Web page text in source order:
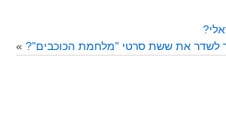
לשדר את ששת סרטי "מלחמת הכוכבים"? »